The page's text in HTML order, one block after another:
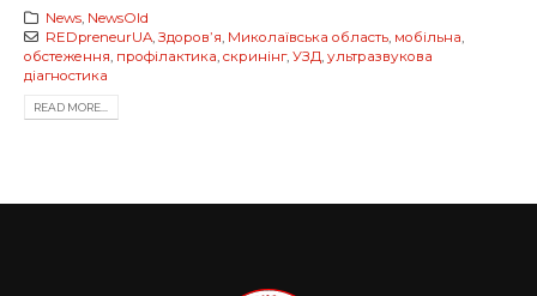
News, NewsOld
REDpreneurUA, Здоровʼя, Миколаївська область, мобільна,
обстеження, профілактика, скринінг, УЗД, ультразвукова
діагностика
READ MORE...